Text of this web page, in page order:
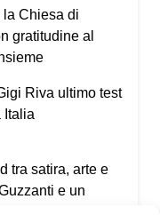
la Chiesa di
gratitudine al
Riva ultimo test
Italia
tra satira, arte e
e un